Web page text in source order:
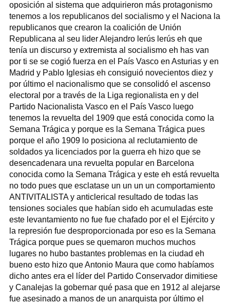
oposición al sistema que adquirieron más protagonismo
tenemos a los republicanos del socialismo y el Naciona la
republicanos que crearon la coalición de Unión
Republicana al seu lider Alejandro lerús lerús eh que
tenía un discurso y extremista al socialismo eh has van
por ti se se cogió fuerza en el País Vasco en Asturias y en
Madrid y Pablo Iglesias eh consiguió novecientos diez y
por último el nacionalismo que se consolidó el ascenso
electoral por a través de la Liga regionalista en y del
Partido Nacionalista Vasco en el País Vasco luego
tenemos la revuelta del 1909 que está conocida como la
Semana Trágica y porque es la Semana Trágica pues
porque el año 1909 lo posiciona al reclutamiento de
soldados ya licenciados por la guerra eh hizo que se
desencadenara una revuelta popular en Barcelona
conocida como la Semana Trágica y este eh está revuelta
no todo pues que esclatase un un un un comportamiento
ANTIVITALISTA y anticlerical resultado de todas las
tensiones sociales que habían sido eh acumuladas este
este levantamiento no fue fue chafado por el el Ejército y
la represión fue desproporcionada por eso es la Semana
Trágica porque pues se quemaron muchos muchos
lugares no hubo bastantes problemas en la ciudad eh
bueno esto hizo que Antonio Maura que como habíamos
dicho antes era el líder del Partido Conservador dimitiese
y Canalejas la gobernar qué pasa que en 1912 al alejarse
fue asesinado a manos de un anarquista por último el